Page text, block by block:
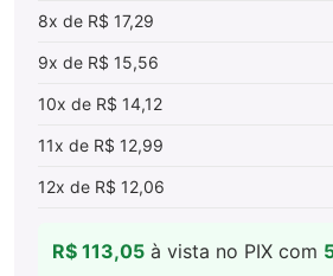
8x de R$ 17,29
9x de R$ 15,56
10x de R$ 14,12
11x de R$ 12,99
12x de R$ 12,06
R$ 113,05 à vista no PIX com